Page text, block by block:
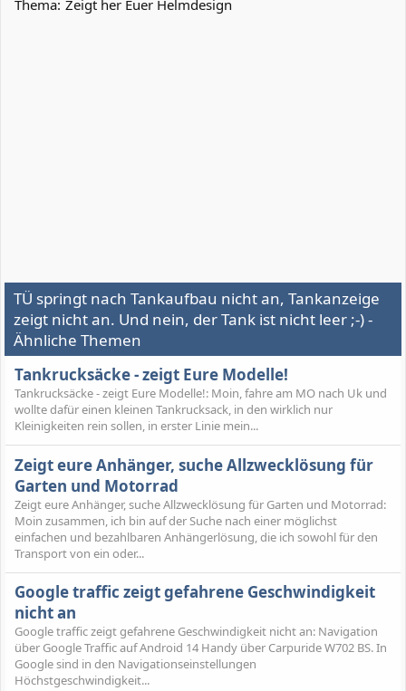
Thema: Zeigt her Euer Helmdesign
TÜ springt nach Tankaufbau nicht an, Tankanzeige
zeigt nicht an. Und nein, der Tank ist nicht leer ;-) -
Ähnliche Themen
Tankrucksäcke - zeigt Eure Modelle!
Tankrucksäcke - zeigt Eure Modelle!: Moin, fahre am MO nach Uk und
wollte dafür einen kleinen Tankrucksack, in den wirklich nur
Kleinigkeiten rein sollen, in erster Linie mein...
Zeigt eure Anhänger, suche Allzwecklösung für
Garten und Motorrad
Zeigt eure Anhänger, suche Allzwecklösung für Garten und Motorrad:
Moin zusammen, ich bin auf der Suche nach einer möglichst
einfachen und bezahlbaren Anhängerlösung, die ich sowohl für den
Transport von ein oder...
Google traffic zeigt gefahrene Geschwindigkeit
nicht an
Google traffic zeigt gefahrene Geschwindigkeit nicht an: Navigation
über Google Traffic auf Android 14 Handy über Carpuride W702 BS. In
Google sind in den Navigationseinstellungen
Höchstgeschwindigkeit...